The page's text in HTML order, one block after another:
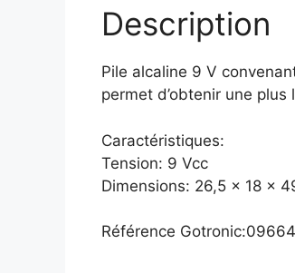
Description
Pile alcaline 9 V
permet d’obtenir une
Caractéristiques:
Tension: 9 Vcc
Dimensions: 26,5 x 18 x
Référence Gotronic:09664